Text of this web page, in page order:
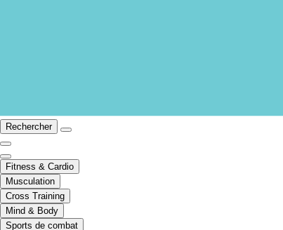
Rechercher
Fitness & Cardio
Musculation
Cross Training
Mind & Body
Sports de combat